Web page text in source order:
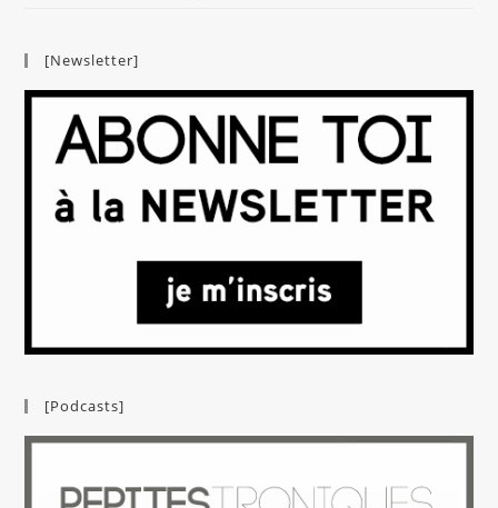
[Newsletter]
[Podcasts]